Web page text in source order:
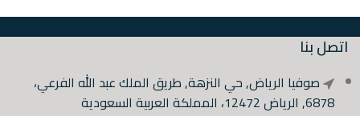
اتصل بنا
صوفيا الرياض, حي النزهة, طريق الملك عبد الله الفرعي،
6878, الرياض 12472، المملكة العربية السعودية